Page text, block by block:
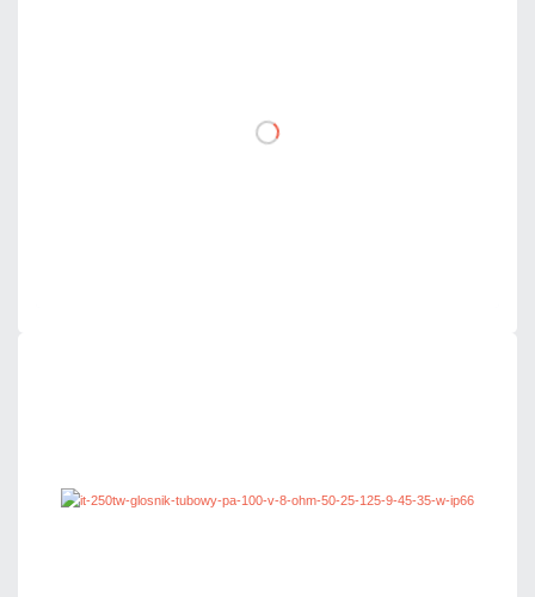
DO KOSZYKA